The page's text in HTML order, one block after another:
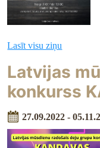
Lasīt visu ziņu
Latvijas
konkurss
27.09.2022 -